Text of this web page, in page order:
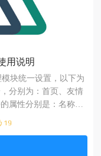
用说明
块统一设置，以下为
分别为：首页、友情
属性分别是：名称、
址、私密链接，具体
19